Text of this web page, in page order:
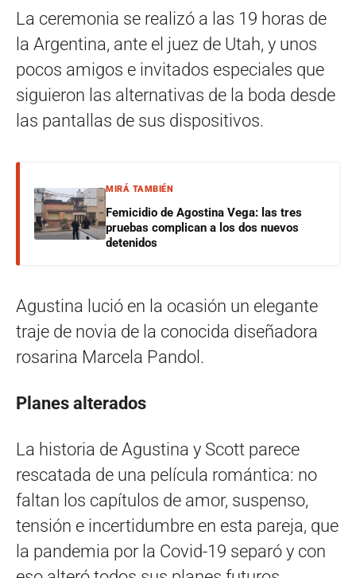
La ceremonia se realizó a las 19 horas de
la Argentina, ante el juez de Utah, y unos
pocos amigos e invitados especiales que
siguieron las alternativas de la boda desde
las pantallas de sus dispositivos.
MIRÁ TAMBIÉN
Femicidio de Agostina Vega: las tres
pruebas complican a los dos nuevos
detenidos
Agustina lució en la ocasión un elegante
traje de novia de la conocida diseñadora
rosarina Marcela Pandol.
Planes alterados
La historia de Agustina y Scott parece
rescatada de una película romántica: no
faltan los capítulos de amor, suspenso,
tensión e incertidumbre en esta pareja, que
la pandemia por la Covid-19 separó y con